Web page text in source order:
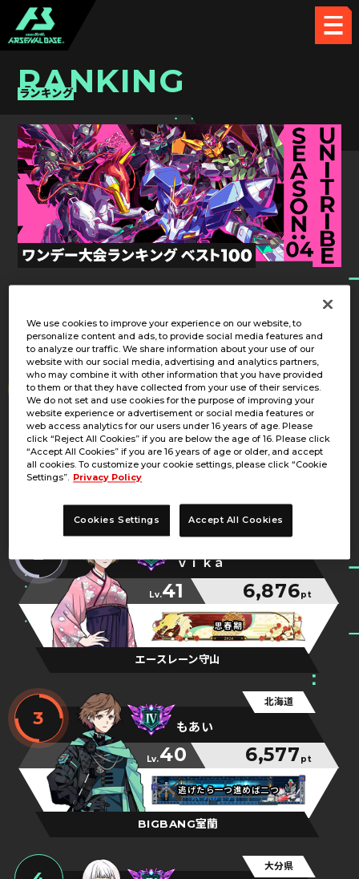
RANKING
ランキング
1
埼玉県
ミ☆ノωり
Lv.59 7,678pt
最強メンタルのノリノリ
最強メンタルのノリノリ
最強メンタルのノリノリ
2
滋賀県
ｖｉｋａ
Lv.41 6,876pt
思春期
思春期
思春期
エースレーン守山
3
北海道
もあい
Lv.40 6,577 pt
逃げたら一つ進めば二つ
逃げたら一つ進めば二つ
逃げたら一つ進めば二つ
BIGBANG室蘭
大分県
We use cookies to improve your experience on our website, to
personalize content and ads, to provide social media features and
to analyze our traffic. We share information about your use of our
website with our social media, advertising and analytics partners,
who may combine it with other information that you have provided
to them or that they have collected from your use of their services.
We do not set and use cookies for the purpose of improving your
website experience or advertisement or social media features or
web access analytics for our users under 16 years of age. Please
click “Reject All Cookies” if you are below the age of 16. Please click
“Accept All Cookies” if you are 16 years of age or older, and accept
all cookies. To customize your cookie settings, please click “Cookie
Settings”. Privacy Policy
Cookies Settings Accept All Cookies